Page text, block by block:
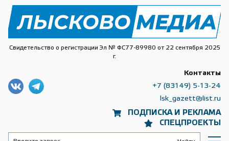
Свидетельство о регистрации Эл № ФС77-89980 от 22 сентября 2025
г.
ПОДПИСКА И РЕКЛАМА
СПЕЦПРОЕКТЫ
Контакты
+7 (83149) 5-13-24
lsk_gazett@list.ru